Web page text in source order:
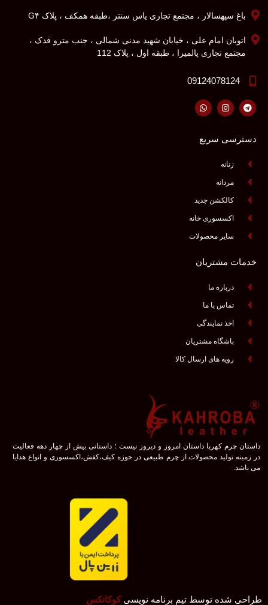
باغ سپهسالار ، مجتمع تجاری یاس سنتر ،طبقه همکف ، پلاک G۴
اتوبان امام علی ، خیابان شهید مدنی شمالی ، جنب مترو فدک ،
مجتمع تجاری پالمیرا ، طبقه اول ، پلاک 112
09124078124
دسترسی سریع
زنانه
مردانه
کالکشن جدید
اکسسوری خانه
سایر محصولات
خدمات مشتریان
درباره ما
تماس با ما
اخذ نمایندگی
باشگاه مشتریان
رویه های ارسال کالا
داستان چرم کهربا داستان امروز و دیروز نیست ؛ داستانی بیش از چهار دهه فعالیت
در زمینه تولید محصولات از چرم طبیعی در حوزه کیف،کفش،اکسسوری و انواع هدایا
می باشد.
طراحی شده توسط تیم برنامه نویسیکوکاتکس